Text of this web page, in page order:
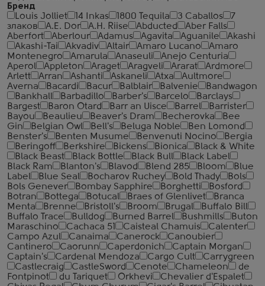
Бренд
Louis Jolliet
14 Inkas 1800 Tequila 3 Caballos
7
злаков
A.E. Dor A.H. Riise Abducted
Aber Falls
Aberfort
Aberlour Adamus Agavita Aguanile
Akashi
Akashi-Tai
Akvadiv Altair Amaro Lucano
Amaro
Montenegro
Amarula Anaseuli
Anejo Centuria
Aperol
Appleton Araget Aragveli Ararat
Ardmore
Arlett
Arran Ashanti Askaneli Atxa
Aultmore
Averna
Bacardi Bacur Balblair Balvenie
Bandwagon
Bankhall
Barbadillo Barber's Barcelo
Barclays
Bargest
Baron Otard Barr an Uisce Barrel
Barrister
Bayou
Beaulieu Beaver's Dram Becherovka
Bee
Gin
Belgian Owl Bell's Beluga Noble
Ben Lomond
Benster's
Benten Musume Benvenuti Nocino
Bergia
Beringoff
Berkshire Bickens Bionica
Black & White
Black Beast
Black Bottle Black Bull
Black Label
Black Ram
Blanton's Blavod Blend 285 Bloom
Blue
Label
Blue Seal Bocharov Ruchey Bold Thady
Bols
Bols Genever
Bombay Sapphire Borghetti
Bosford
Botran
Bottega Botucal Braes of Glenlivet
Branca
Menta
Brenne Bristoll's Broom Brugal
Buffalo Bill
Buffalo Trace
Bulldog Burned Barrel Bushmills
Buton
Maraschino
Cachaca 51 Caisteal Chamuis
Calenter
Campo Azul
Canaima Canerock
Canoubier
Cantinero
Caorunn Caperdonich
Captain Morgan
Captain's
Cardenal Mendoza Cargo Cult
Carrygreen
Castlecraig
CastleSword Cenote Chameleon
de
Fontpinot
du Tariquet Orkhevi
Chevalier d'Espalet